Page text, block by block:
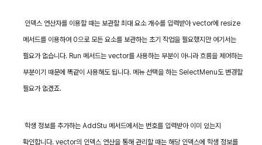
인덱스 연산자를 이용할 때는 보관할 최대 요소 개수를 입력받아vector에 resize
메서드를 이용하여 0으로 모든 요소를 보관하는 초기 작업을 필요했지만 여기서는
필요가 없습니다. Run 메서드는vector를 사용하는 부분이 아니라 흐름을 제어하는
부분이기 때문에 똑같이 사용해도 됩니다. 메뉴 선택을 하는SelectMenu도 변경할
필요가 없겠죠.
학생 정보를 추가하는 AddStu 메서드에서는 번호를 입력받아 이미 있는지
확인합니다. vector의 인덱스 연산을 통해 관리할 때는 해당 인덱스에 학생 정보를